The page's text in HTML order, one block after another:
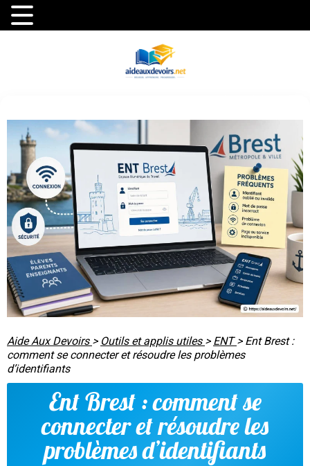
Aide Aux Devoirs > Outils et applis utiles > ENT > Ent Brest :
comment se connecter et résoudre les problèmes
d’identifiants
Ent Brest : comment se
connecter et résoudre les
problèmes d’identifiants